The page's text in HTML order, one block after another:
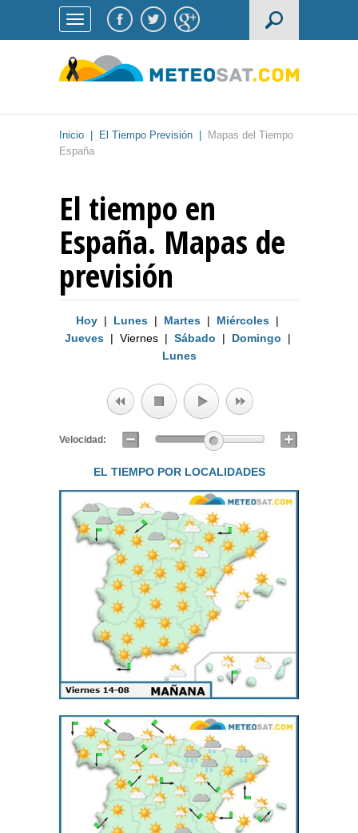
Inicio El Tiempo Previsión
Mapas del Tiempo
España
El tiempo en
España. Mapas de
previsión
Hoy | Lunes | Martes | Miércoles |
Jueves | Viernes | Sábado | Domingo
|
Lunes
Velocidad:
EL TIEMPO POR LOCALIDADES